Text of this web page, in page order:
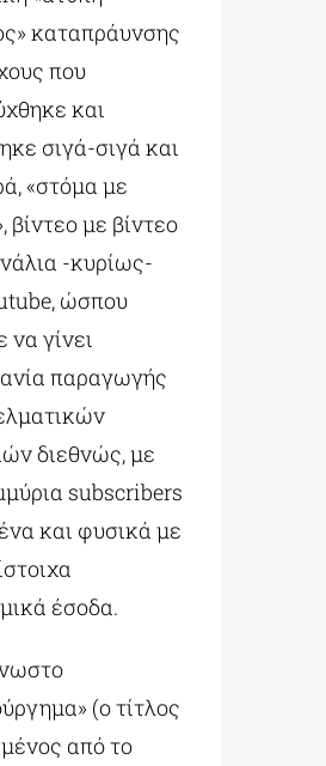
καταπράυνσης
που
και
σιγά-σιγά και
«στόμα με
βίντεο με βίντεο
-κυρίως-
ώσπου
να γίνει
παραγωγής
διεθνώς, με
subscribers
και φυσικά με
έσοδα.
(ο τίτλος
από το